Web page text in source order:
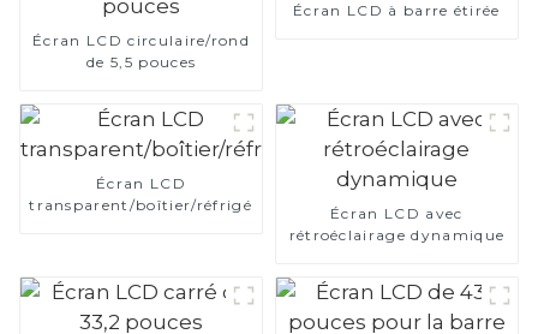
Écran LCD circulaire/rond
de 5,5 pouces
Écran LCD à barre étirée
Écran LCD
transparent/boîtier/réfrigérateur
Écran LCD avec
rétroéclairage dynamique